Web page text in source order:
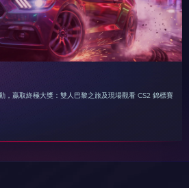
，贏取終極大獎：雙人巴黎之旅及現場觀看 CS2 錦標賽